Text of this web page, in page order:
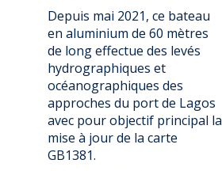
Depuis mai 2021, ce bateau
en aluminium de 60 mètres
de long effectue des levés
hydrographiques et
océanographiques des
approches du port de Lagos
avec pour objectif principal la
mise à jour de la carte
GB1381.